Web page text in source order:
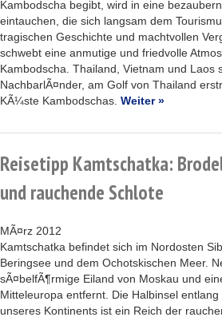
Kambodscha begibt, wird in eine
eintauchen, die sich langsam dem
tragischen Geschichte und machtvollen
schwebt eine anmutige und friedvolle
Kambodscha. Thailand, Vietnam und Laos
NachbarlÃ¤nder, am Golf von Thailand
KÃ¼ste Kambodschas. Weiter »
Reisetipp Kamtschatka:
und rauchende Schlote
MÃ¤rz 2012
Kamtschatka befindet sich im Nordosten
Beringsee und dem Ochotskischen Meer.
sÃ¤belfÃ¶rmige Eiland von Moskau und
Mitteleuropa entfernt. Die Halbinsel
unseres Kontinents ist ein Reich der